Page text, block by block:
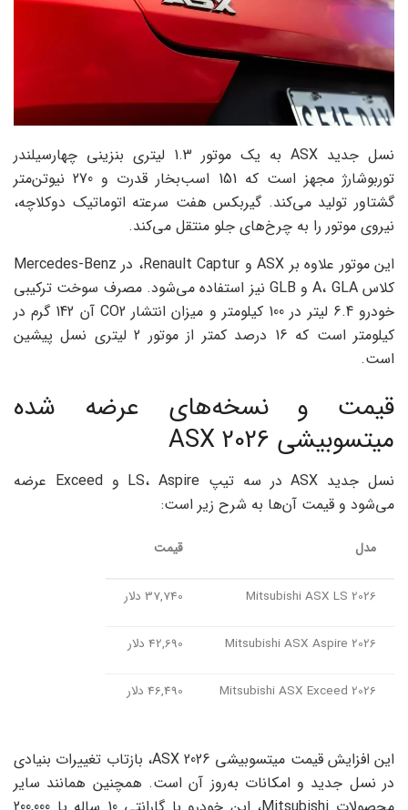
نسل جدید ASX به یک موتور 1.3 لیتری بنزینی چهارسیلندر
توربوشارژ مجهز است که 151 اسب‌بخار قدرت و 270 نیوتن‌متر
گشتاور تولید می‌کند. گیربکس هفت سرعته اتوماتیک دوکلاچه،
نیروی موتور را به چرخ‌های جلو منتقل می‌کند.
این موتور علاوه بر ASX و Renault Captur، در Mercedes-Benz
کلاس A، GLA و GLB نیز استفاده می‌شود. مصرف سوخت ترکیبی
خودرو 6.4 لیتر در 100 کیلومتر و میزان انتشار CO2 آن 142 گرم در
کیلومتر است که 16 درصد کمتر از موتور 2 لیتری نسل پیشین
است.
قیمت و نسخه‌های عرضه شده
میتسوبیشی ASX 2026
نسل جدید ASX در سه تیپ LS، Aspire و Exceed عرضه
می‌شود و قیمت آن‌ها به شرح زیر است:
مدل قیمت
Mitsubishi ASX LS 2026 37,740 دلار
Mitsubishi ASX Aspire 2026 42,690 دلار
Mitsubishi ASX Exceed 2026 46,490 دلار
این افزایش قیمت میتسوبیشی ASX 2026، بازتاب تغییرات بنیادی
در نسل جدید و امکانات به‌روز آن است. همچنین همانند سایر